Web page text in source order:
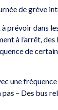
de grève
prévoir dans
à l’arrêt,
de
une
pas – Des bus